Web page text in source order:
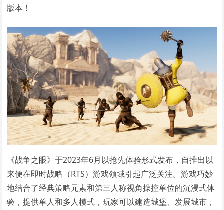
版本！
《战争之眼》于2023年6月以抢先体验形式发布，自推出以
来便在即时战略（RTS）游戏领域引起广泛关注。游戏巧妙
地结合了经典策略元素和第三人称视角操控单位的沉浸式体
验，提供单人和多人模式，玩家可以建造城堡、发展城市，